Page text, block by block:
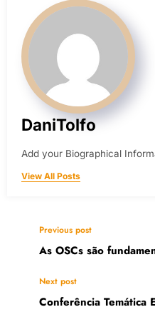
DaniTolfo
Add your Biographical
View All Posts
Previous post
As OSCs são
Next post
Conferência Temática